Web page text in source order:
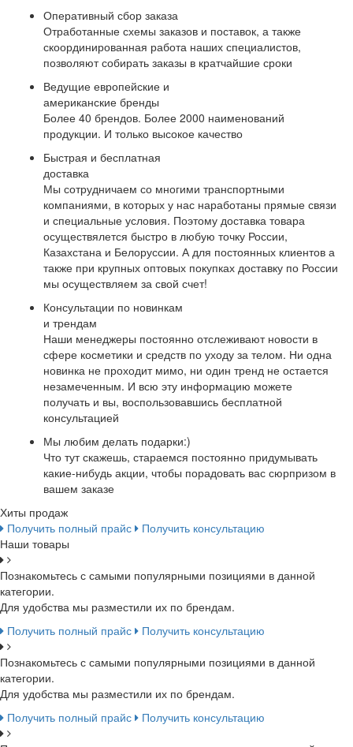
Оперативный сбор заказа
Отработанные схемы заказов и поставок, а также
скоординированная работа наших специалистов,
позволяют собирать заказы в кратчайшие сроки
Ведущие европейские и
американские бренды
Более 40 брендов. Более 2000 наименований
продукции. И только высокое качество
Быстрая и бесплатная
доставка
Мы сотрудничаем со многими транспортными
компаниями, в которых у нас наработаны прямые связи
и специальные условия. Поэтому доставка товара
осуществялется быстро в любую точку России,
Казахстана и Белоруссии. А для постоянных клиентов а
также при крупных оптовых покупках доставку по России
мы осуществляем за свой счет!
Консультации по новинкам
и трендам
Наши менеджеры постоянно отслеживают новости в
сфере косметики и средств по уходу за телом. Ни одна
новинка не проходит мимо, ни один тренд не остается
незамеченным. И всю эту информацию можете
получать и вы, воспользовавшись бесплатной
консультацией
Мы любим делать подарки:)
Что тут скажешь, стараемся постоянно придумывать
какие-нибудь акции, чтобы порадовать вас сюрпризом в
вашем заказе
Хиты продаж
Получить полный прайс
Получить консультацию
Наши товары
Познакомьтесь с самыми популярными позициями в данной
категории.
Для удобства мы разместили их по брендам.
Получить полный прайс
Получить консультацию
Познакомьтесь с самыми популярными позициями в данной
категории.
Для удобства мы разместили их по брендам.
Получить полный прайс
Получить консультацию